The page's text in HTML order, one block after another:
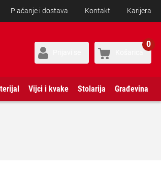
Plaćanje i dostava Kontakt Karijera
0
Vijci i kvake Stolarija Građevina